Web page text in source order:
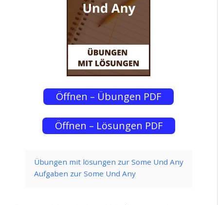
Öffnen – Übungen PDF
Öffnen – Lösungen PDF
Übungen mit lösungen zur Some Und Any
Aufgaben zur Some Und Any